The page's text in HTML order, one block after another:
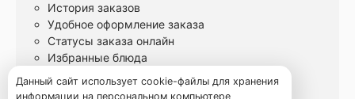
История заказов
Удобное оформление заказа
Статусы заказа онлайн
Избранные блюда
Данный сайт использует cookie-файлы для хранения
информации на персональном компьютере